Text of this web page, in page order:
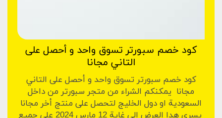
كود خصم سبورتر تسوق واحد و أحصل على
التاني مجانا
كود خصم سبورتر تسوق واحد و أحصل على التاني
مجانا يمكنكم الشراء من متجر سبورتر من داخل
السعودية او دول الخليج لتحصل على منتج أخر مجانا
يسري هدا العرض الى غاية 12 مارس 2024 على جميع